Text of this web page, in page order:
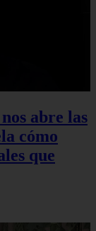
abre las
cómo
que